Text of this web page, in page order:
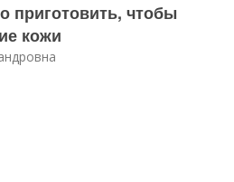
приготовить, чтобы
кожи